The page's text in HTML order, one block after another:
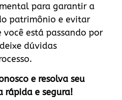
para garantir a
patrimônio e evitar
você está passando por
dúvidas
e resolva seu
rápida e segura!